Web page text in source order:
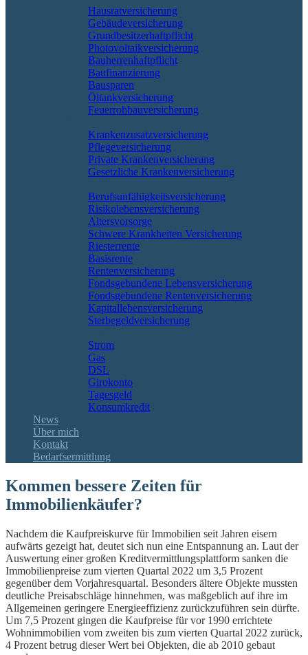
Hausratversicherung
Gebäudeversicherung
Grundbesitzerhaftpflicht
Photovoltaikversicherung
Bauherrenhaftpflicht
Baufinanzierung
Bausparen
Öltankversicherung
Feuerrohbauversicherung
Krankenzusatzversicherung
Pflegeversicherung
Private Krankenversicherung
Gesetzliche Krankenversicherung
Berufs­unfähigkeitsversicherung
Risikolebensversicherung
Altersvorsorge
Schwere Krankheiten Versicherung
Riesterrente
Basisrente
Rentenversicherung
Fondsgebundene Lebensversicherung
Fondsgebundene Rentenversicherung
Kapitallebensversicherung
Sterbegeldversicherung
Strom
Gas
DSL
Girokonto
Tagesgeld
Konsumkredit
News
Über mich
Kontakt
Bedarfsermittlung
Kommen bessere Zeiten für
Immobilienkäufer?
Nachdem die Kaufpreiskurve für Immobilien seit Jahren eisern
aufwärts gezeigt hat, deutet sich nun eine Entspannung an. Laut der
Auswertung einer großen Kreditvermittlungsplattform sanken die
Immobilienpreise zum vierten Quartal 2022 um 3,5 Prozent
gegenüber dem Vorjahresquartal. Besonders ältere Objekte mussten
deutliche Preisabschläge hinnehmen, was maßgeblich auf ihre im
Allgemeinen geringere Energieeffizienz zurückzuführen sein dürfte.
Um 7,5 Prozent gingen die Kaufpreise für vor 1990 errichtete
Wohnimmobilien vom zweiten bis zum vierten Quartal 2022 zurück,
4 Prozent betrug dieser Wert bei Objekten, die ab 2010 gebaut